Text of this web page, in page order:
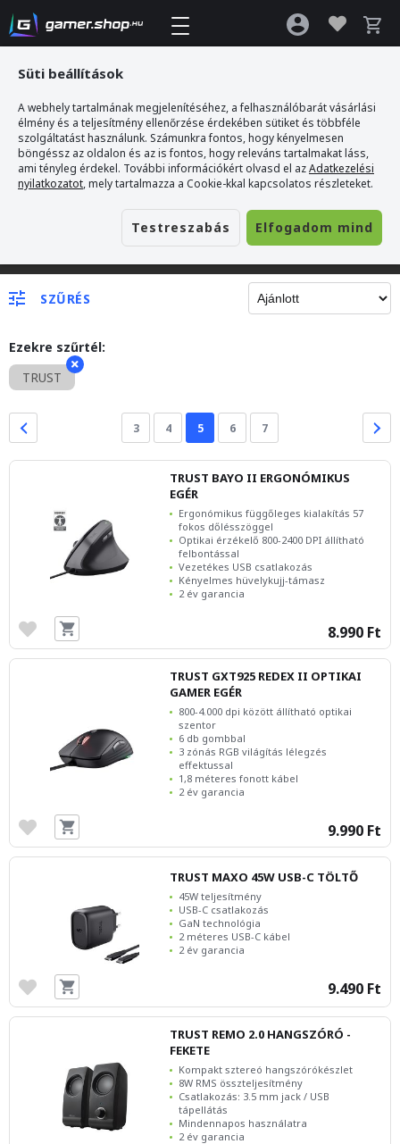
SZŰRÉS
Ezekre szűrtél:
TRUST
3 4 5 6 7
TRUST BAYO II ERGONÓMIKUS
EGÉR
Ergonómikus függőleges kialakítás 57
fokos dőlésszöggel
Optikai érzékelő 800-2400 DPI állítható
felbontással
Vezetékes USB csatlakozás
Kényelmes hüvelykujj-támasz
2 év garancia
8.990 Ft
TRUST GXT925 REDEX II OPTIKAI
GAMER EGÉR
800-4.000 dpi között állítható optikai
szentor
6 db gombbal
3 zónás RGB világítás lélegzés
effektussal
1,8 méteres fonott kábel
2 év garancia
9.990 Ft
TRUST MAXO 45W USB-C TÖLTŐ
45W teljesítmény
USB-C csatlakozás
GaN technológia
2 méteres USB-C kábel
2 év garancia
9.490 Ft
TRUST REMO 2.0 HANGSZÓRÓ -
FEKETE
Kompakt sztereó hangszórókészlet
8W RMS összteljesítmény
Csatlakozás: 3.5 mm jack / USB
tápellátás
Mindennapos használatra
2 év garancia
Süti beállítások
A webhely tartalmának megjelenítéséhez, a felhasználóbarát vásárlási
élmény és a teljesítmény ellenőrzése érdekében sütiket és többféle
szolgáltatást használunk. Számunkra fontos, hogy kényelmesen
böngéssz az oldalon és az is fontos, hogy releváns tartalmakat láss,
ami tényleg érdekel. További információkért olvasd el azAdatkezelési
nyilatkozatot, mely tartalmazza a Cookie-kkal kapcsolatos részleteket.
Testreszabás Elfogadom mind